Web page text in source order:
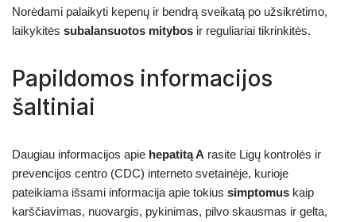
Norėdami palaikyti kepenų ir bendrą sveikatą po užsikrėtimo,
laikykitės subalansuotos mitybos ir reguliariai tikrinkitės.
Papildomos informacijos
šaltiniai
Daugiau informacijos apie hepatitą A rasite Ligų kontrolės ir
prevencijos centro (CDC) interneto svetainėje, kurioje
pateikiama išsami informacija apie tokius simptomus kaip
karščiavimas, nuovargis, pykinimas, pilvo skausmas ir gelta,